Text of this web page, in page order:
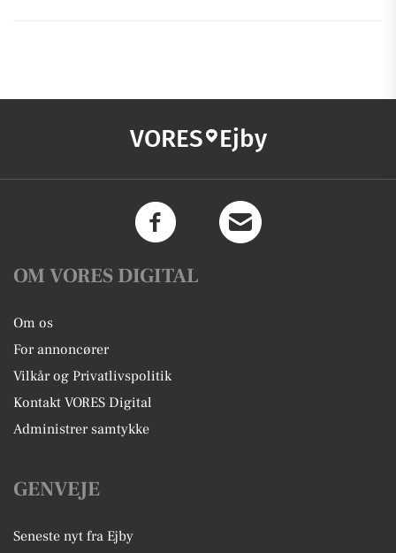
VORES Ejby
OM VORES DIGITAL
Om os
For annoncører
Vilkår og Privatlivspolitik
Kontakt VORES Digital
Administrer samtykke
GENVEJE
Seneste nyt fra Ejby